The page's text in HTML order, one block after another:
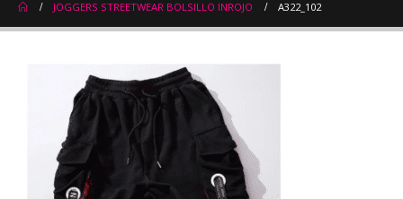
JOGGERS STREETWEAR BOLSILLO INROJO A322_102